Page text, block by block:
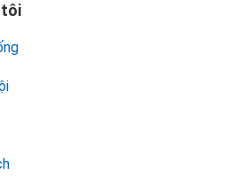
tôi